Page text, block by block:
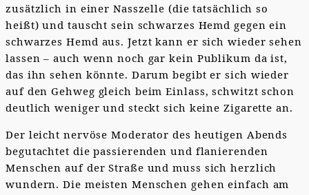
zusätzlich in einer Nasszelle (die tatsächlich so
heißt) und tauscht sein schwarzes Hemd gegen ein
schwarzes Hemd aus. Jetzt kann er sich wieder sehen
lassen – auch wenn noch gar kein Publikum da ist,
das ihn sehen könnte. Darum begibt er sich wieder
auf den Gehweg gleich beim Einlass, schwitzt schon
deutlich weniger und steckt sich keine Zigarette an.
Der leicht nervöse Moderator des heutigen Abends
begutachtet die passierenden und flanierenden
Menschen auf der Straße und muss sich herzlich
wundern. Die meisten Menschen gehen einfach am